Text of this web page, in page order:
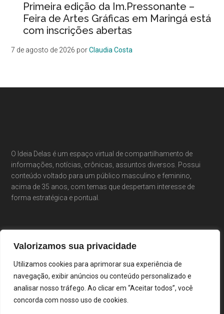
Valorizamos sua privacidade
Utilizamos cookies para aprimorar sua experiência de
navegação, exibir anúncios ou conteúdo personalizado e
analisar nosso tráfego. Ao clicar em “Aceitar todos”, você
concorda com nosso uso de cookies.
Primeira edição da Im.Pressonante –
Feira de Artes Gráficas em Maringá está
com inscrições abertas
7 de agosto de 2026 porClaudia Costa
O Ideia Delas é um espaço virtual de compartilhamento de
informações, notícias, crônicas, assuntos diversos. Possui
conteúdo voltado para um público masculino e feminino,
acima de 35 anos, com temas que despertam interesse de
forma estratégica e pontual.
Portal Ideia Delas · Cláudia Costa & Elisiê Peixoto ·